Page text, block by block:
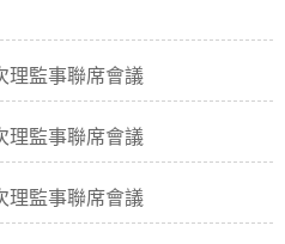
理監事聯席會議
理監事聯席會議
理監事聯席會議